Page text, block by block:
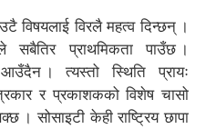
विषयलाई विरलै महत्व दिन्छन् ।
सबैतिर प्राथमिकता पाउँछ ।
। त्यस्तो स्थिति प्रायः
र प्रकाशकको विशेष चासो
। सोसाइटी केही राष्ट्रिय छापा